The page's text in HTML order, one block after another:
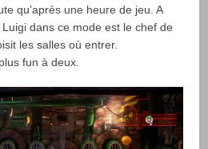
qu’après une heure de jeu. A
dans ce mode est le chef de
les salles où entrer.
fun à deux.